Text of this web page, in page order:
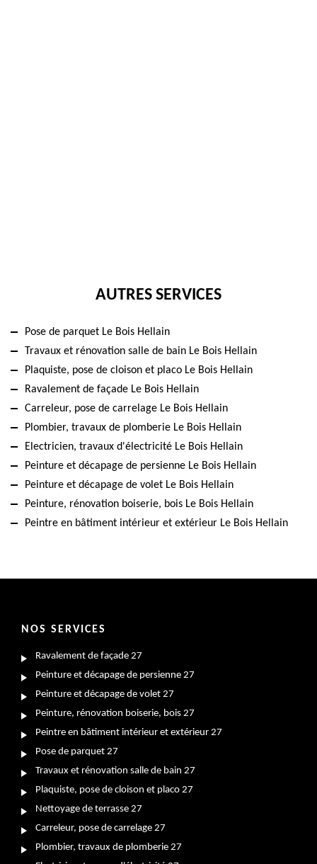
AUTRES SERVICES
Pose de parquet Le Bois Hellain
Travaux et rénovation salle de bain Le Bois Hellain
Plaquiste, pose de cloison et placo Le Bois Hellain
Ravalement de façade Le Bois Hellain
Carreleur, pose de carrelage Le Bois Hellain
Plombier, travaux de plomberie Le Bois Hellain
Electricien, travaux d'électricité Le Bois Hellain
Peinture et décapage de persienne Le Bois Hellain
Peinture et décapage de volet Le Bois Hellain
Peinture, rénovation boiserie, bois Le Bois Hellain
Peintre en bâtiment intérieur et extérieur Le Bois Hellain
NOS SERVICES
Ravalement de façade 27
Peinture et décapage de persienne 27
Peinture et décapage de volet 27
Peinture, rénovation boiserie, bois 27
Peintre en bâtiment intérieur et extérieur 27
Pose de parquet 27
Travaux et rénovation salle de bain 27
Plaquiste, pose de cloison et placo 27
Nettoyage de terrasse 27
Carreleur, pose de carrelage 27
Plombier, travaux de plomberie 27